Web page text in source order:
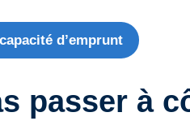
d’emprunt
passer à